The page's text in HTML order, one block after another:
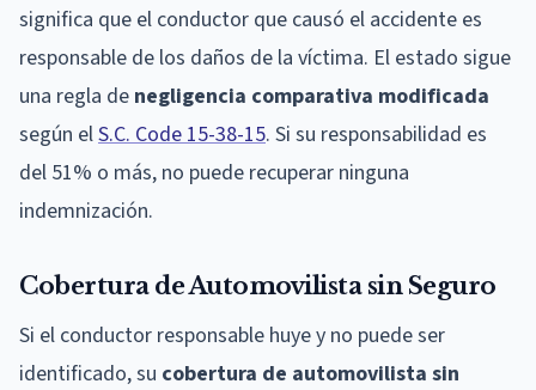
significa que el conductor que causó el accidente es
responsable de los daños de la víctima. El estado sigue
una regla de negligencia comparativa modificada
según elS.C. Code 15-38-15. Si su responsabilidad es
del 51% o más, no puede recuperar ninguna
indemnización.
Cobertura de Automovilista sin Seguro
Si el conductor responsable huye y no puede ser
identificado, su cobertura de automovilista sin